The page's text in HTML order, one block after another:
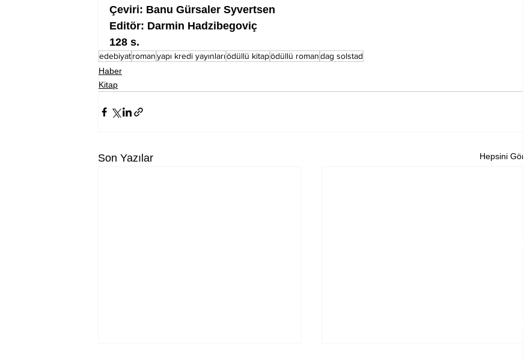
Çeviri: Banu Gürsaler Syvertsen
Editör: Darmin Hadzibegoviç
128 s.
edebiyatromanyapı kredi yayınlarıödüllü kitapödüllü romandag solstad
Haber
Kitap
Son Yazılar Hepsini Gör